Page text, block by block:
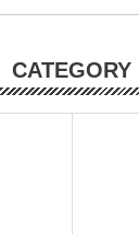
CATEGORY